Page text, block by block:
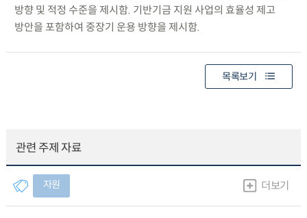
방향 및 적정 수준을 제시함. 기반기금 지원 사업의 효율성 제고
방안을 포함하여 중장기 운용 방향을 제시함.
목록보기
관련 주제 자료
자원 더보기